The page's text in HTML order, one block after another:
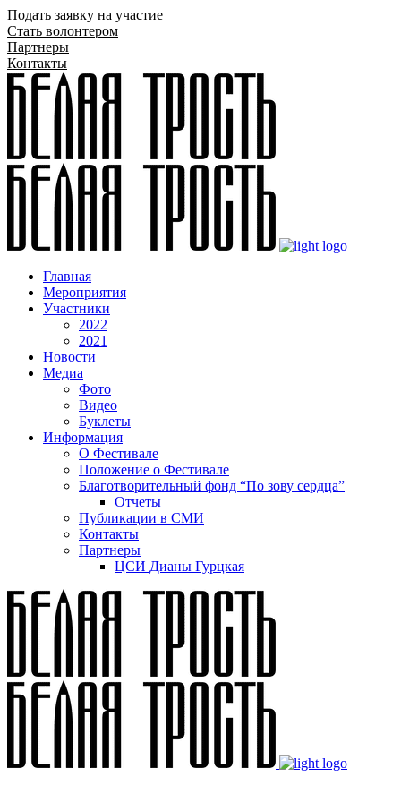
Подать заявку на участие
Стать волонтером
Партнеры
Контакты
Главная
Мероприятия
Участники
2022
2021
Новости
Медиа
Фото
Видео
Буклеты
Информация
О Фестивале
Положение о Фестивале
Благотворительный фонд “По зову сердца”
Отчеты
Публикации в СМИ
Контакты
Партнеры
ЦСИ Дианы Гурцкая